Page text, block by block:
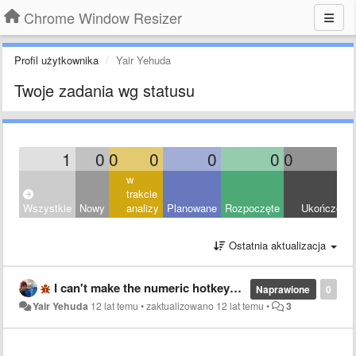
Chrome Window Resizer
Profil użytkownika Yair Yehuda
Twoje zadania wg statusu
1 0 0 0 0 0 0
Wszystkie Nowy
w
trakcie
analizy
Planowane Rozpoczęte Ukończony
Ostatnia aktualizacja
0
Naprawione
I can't make the numeric hotkeys to work. Is it a known bug?
Yair Yehuda 12 lat temu •zaktualizowano 12 lat temu • 3